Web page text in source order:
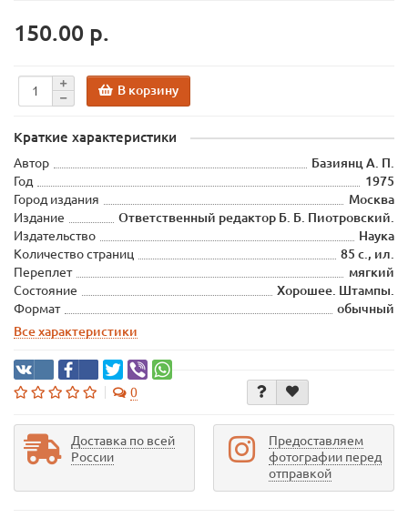
150.00 р.
В корзину
Краткие характеристики
Автор
Базиянц А. П.
Год
1975
Город издания
Москва
Издание
Ответственный редактор Б. Б. Пиотровский.
Издательство
Наука
Количество страниц
85 с., ил.
Переплет
мягкий
Состояние
Хорошее. Штампы.
Формат
обычный
Все характеристики
0
Доставка по всей
России
Предоставляем
фотографии перед
отправкой